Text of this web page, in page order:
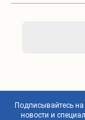
Подписывайтесь
новости и